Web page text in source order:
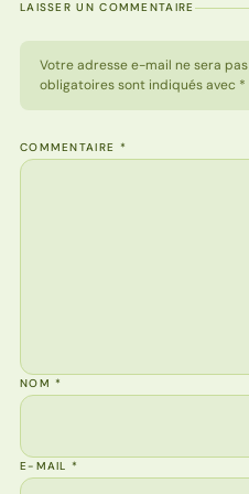
LAISSER UN COMMENTAIRE
Votre adresse e-mail ne sera
obligatoires sont indiqués avec *
COMMENTAIRE *
NOM*
E-MAIL*